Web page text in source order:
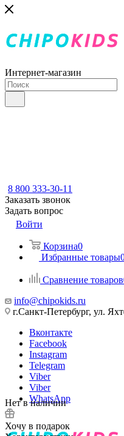
Интернет-магазин
8 800 333-30-11
Заказать звонок
Задать вопрос
Войти
Корзина0
Избранные товары
Сравнение товаров
info@chipokids.ru
г.Санкт-Петербург, ул.
Вконтакте
Facebook
Instagram
Telegram
Viber
Viber
WhatsApp
Нет в наличии
Хочу в подарок